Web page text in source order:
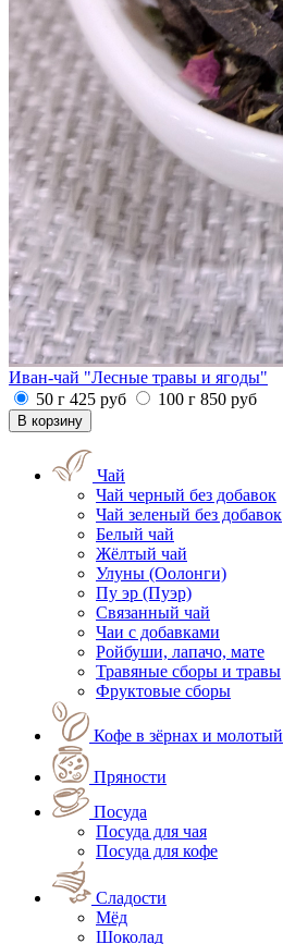
Иван-чай "Лесные травы и ягоды"
50 г 425 руб 100 г 850 руб
Чай
Чай черный без добавок
Чай зеленый без добавок
Белый чай
Жёлтый чай
Улуны (Оолонги)
Пу эр (Пуэр)
Связанный чай
Чаи с добавками
Ройбуши, лапачо, мате
Травяные сборы и травы
Фруктовые сборы
Кофе в зёрнах и молотый
Пряности
Посуда
Посуда для чая
Посуда для кофе
Сладости
Мёд
Шоколад